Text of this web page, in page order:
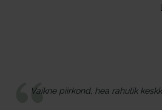
Vaikne piirkond, hea rahulik